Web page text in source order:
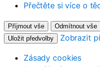
Přečtěte si více o
Příjmout vše Odmítnout vše
Uložit předvolby
Zobrazit
Zásady cookies